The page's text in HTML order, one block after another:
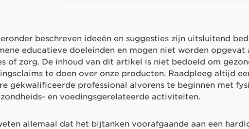
beschreven ideeën en suggesties zijn uitsluitend
educatieve doeleinden en mogen niet worden opgevat
of zorg. De inhoud van dit artikel is niet bedoeld om
te doen over onze producten. Raadpleeg altijd
gekwalificeerde professional alvorens te beginnen met
en voedingsgerelateerde activiteiten.
allemaal dat het bijtanken voorafgaande aan een